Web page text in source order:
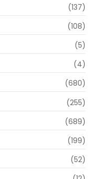
(137)
(108)
(5)
(4)
(680)
(255)
(689)
(199)
(52)